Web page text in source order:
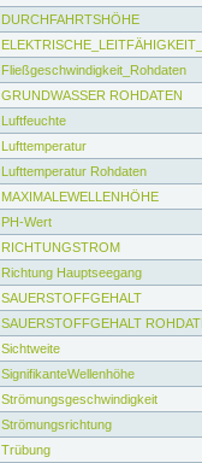
DURCHFAHRTSHÖHE
Fließgeschwindigkeit_Rohdaten
GRUNDWASSER ROHDATEN
Luftfeuchte
Lufttemperatur
Lufttemperatur Rohdaten
MAXIMALEWELLENHÖHE
PH-Wert
RICHTUNGSTROM
Richtung Hauptseegang
SAUERSTOFFGEHALT
SAUERSTOFFGEHALT
Sichtweite
SignifikanteWellenhöhe
Strömungsgeschwindigkeit
Strömungsrichtung
Trübung